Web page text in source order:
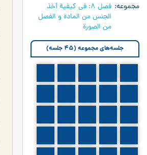
مجموعه
فصل 8: في كيفية أخذ
الجنس من المادة و الفصل
من الصورة
جلسه‌های مجموعه (45 جلسه)